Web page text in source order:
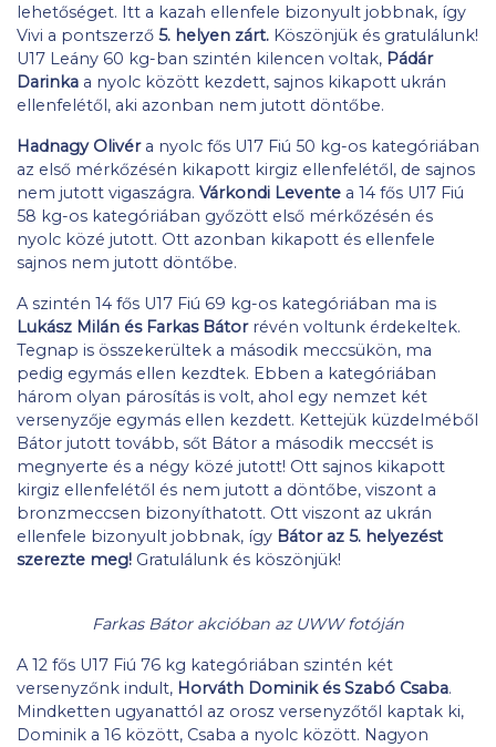
lehetőséget. Itt a kazah ellenfele bizonyult jobbnak, így
Vivi a pontszerző 5. helyen zárt. Köszönjük és gratulálunk!
U17 Leány 60 kg-ban szintén kilencen voltak, Pádár
Darinka a nyolc között kezdett, sajnos kikapott ukrán
ellenfelétől, aki azonban nem jutott döntőbe.
Hadnagy Olivéra nyolc fős U17 Fiú 50 kg-os kategóriában
az első mérkőzésén kikapott kirgiz ellenfelétől, de sajnos
nem jutott vigaszágra. Várkondi Levente a 14 fős U17 Fiú
58 kg-os kategóriában győzött első mérkőzésén és
nyolc közé jutott. Ott azonban kikapott és ellenfele
sajnos nem jutott döntőbe.
A szintén 14 fős U17 Fiú 69 kg-os kategóriában ma is
Lukász Milán és Farkas Bátorrévén voltunk érdekeltek.
Tegnap is összekerültek a második meccsükön, ma
pedig egymás ellen kezdtek. Ebben a kategóriában
három olyan párosítás is volt, ahol egy nemzet két
versenyzője egymás ellen kezdett. Kettejük küzdelméből
Bátor jutott tovább, sőt Bátor a második meccsét is
megnyerte és a négy közé jutott! Ott sajnos kikapott
kirgiz ellenfelétől és nem jutott a döntőbe, viszont a
bronzmeccsen bizonyíthatott. Ott viszont az ukrán
ellenfele bizonyult jobbnak, így Bátor az 5. helyezést
szerezte meg! Gratulálunk és köszönjük!
Farkas Bátor akcióban az UWW fotóján
A 12 fős U17 Fiú 76 kg kategóriában szintén két
versenyzőnk indult, Horváth Dominik és Szabó Csaba.
Mindketten ugyanattól az orosz versenyzőtől kaptak ki,
Dominik a 16 között, Csaba a nyolc között. Nagyon